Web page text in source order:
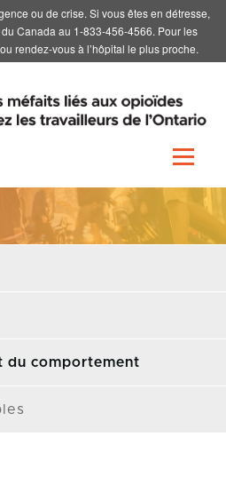
ou de crise. Si vous êtes en détresse,
Canada au 1-833-456-4566. Pour les
rendez-vous à l’hôpital le plus proche.
Menu
du comportement